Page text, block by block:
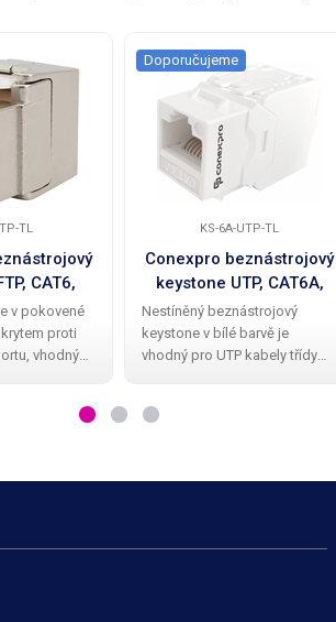
TL
CAT6,
v pokovené
proti
vhodný
KS-6A-UTP-TL
Conexpro beznástrojový
keystone UTP, CAT6A,
bílý
Doporučujeme
Nestíněný beznástrojový
keystone v bílé barvě je
vhodný pro UTP kabely třídy
použít zařezávací nástroj.